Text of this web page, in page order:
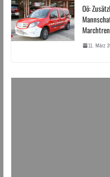
Oö:
11. März